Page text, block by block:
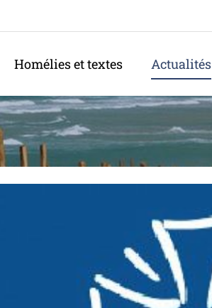
Homélies et textes Actualités